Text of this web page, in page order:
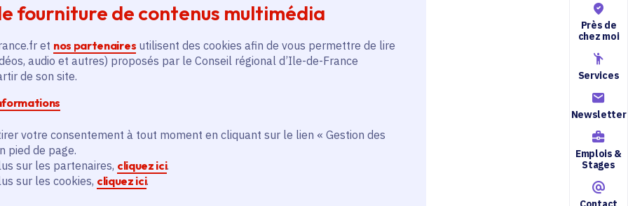
fourniture de contenus multimédia
et nos partenaires utilisent des cookies afin de vous permettre de lire
audio et autres) proposés par le Conseil régional d’Ile-de-France
de son site.
votre consentement à tout moment en cliquant sur le lien « Gestion des
pied de page.
sur les partenaires, cliquez ici.
sur les cookies, cliquez ici.
Près de
chez moi
Services
Newsletter
Emplois &
Stages